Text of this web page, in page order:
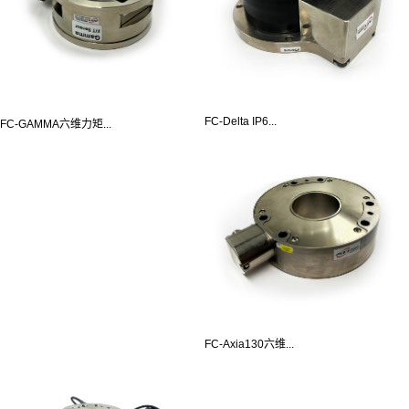
FC-GAMMA六维力矩... FC-Delta IP6...
FC-Axia130六维...